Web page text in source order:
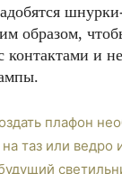
образом,
контактами и